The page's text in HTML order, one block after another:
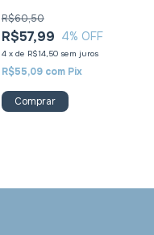
R$57,99
R$60,50
4% OFF
4 x de R$14,50 sem juros
R$55,09 com Pix